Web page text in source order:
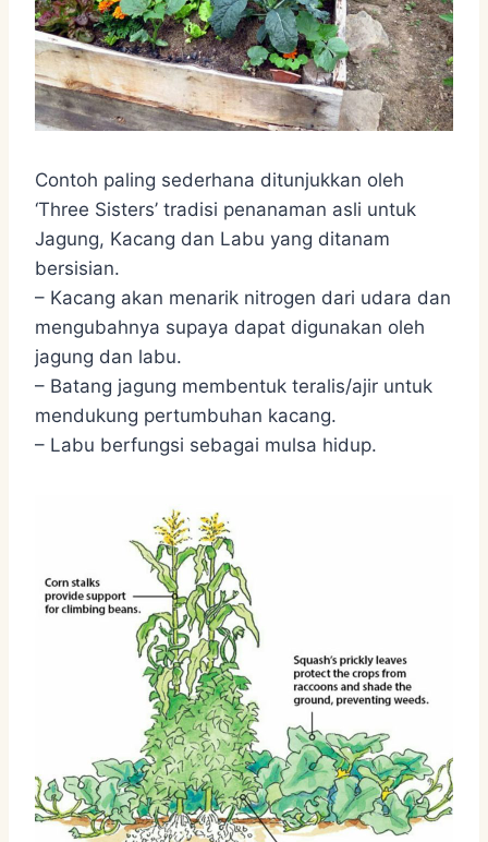
Contoh paling sederhana ditunjukkan oleh
‘Three Sisters’ tradisi penanaman asli untuk
Jagung, Kacang dan Labu yang ditanam
bersisian.
– Kacang akan menarik nitrogen dari udara dan
mengubahnya supaya dapat digunakan oleh
jagung dan labu.
– Batang jagung membentuk teralis/ajir untuk
mendukung pertumbuhan kacang.
– Labu berfungsi sebagai mulsa hidup.